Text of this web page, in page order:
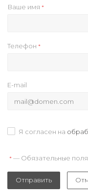
Ваше имя *
Телефон *
E-mail
Я согласен на
* — Обязательные поля
Отправить